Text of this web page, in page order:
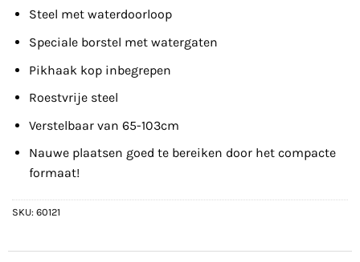
Steel met waterdoorloop
Speciale borstel met watergaten
Pikhaak kop inbegrepen
Roestvrije steel
Verstelbaar van 65-103cm
Nauwe plaatsen goed te bereiken door het compacte
formaat!
SKU: 60121